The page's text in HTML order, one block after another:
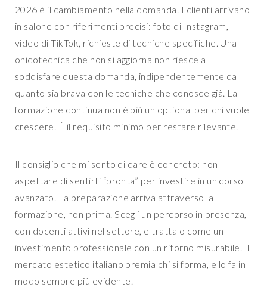
2026 è il cambiamento nella domanda. I clienti arrivano
in salone con riferimenti precisi: foto di Instagram,
video di TikTok, richieste di tecniche specifiche. Una
onicotecnica che non si aggiorna non riesce a
soddisfare questa domanda, indipendentemente da
quanto sia brava con le tecniche che conosce già. La
formazione continua non è più un optional per chi vuole
crescere. È il requisito minimo per restare rilevante.
Il consiglio che mi sento di dare è concreto: non
aspettare di sentirti “pronta” per investire in un corso
avanzato. La preparazione arriva attraverso la
formazione, non prima. Scegli un percorso in presenza,
con docenti attivi nel settore, e trattalo come un
investimento professionale con un ritorno misurabile. Il
mercato estetico italiano premia chi si forma, e lo fa in
modo sempre più evidente.